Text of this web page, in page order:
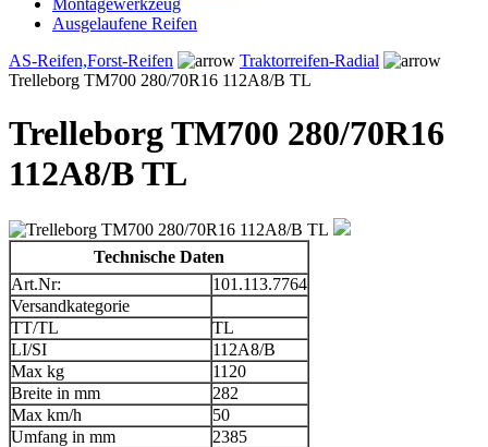
Montagewerkzeug
Ausgelaufene Reifen
AS-Reifen,Forst-Reifen
Traktorreifen-Radial
Trelleborg TM700 280/70R16 112A8/B TL
Trelleborg TM700 280/70R16
112A8/B TL
Technische Daten
Art.Nr:
101.113.7764
Versandkategorie
TT/TL
TL
LI/SI
112A8/B
Max kg
1120
Breite in mm
282
Max km/h
50
Umfang in mm
2385